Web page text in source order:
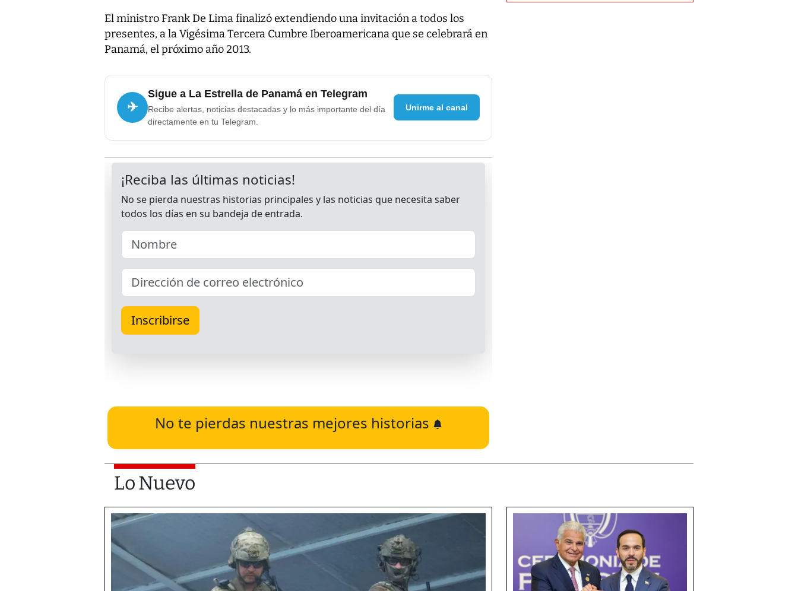
El ministro Frank De Lima finalizó extendiendo una invitación a todos los
presentes, a la Vigésima Tercera Cumbre Iberoamericana que se celebrará en
Panamá, el próximo año 2013.
✈
Sigue a La Estrella de Panamá en Telegram
Recibe alertas, noticias destacadas y lo más importante del día
directamente en tu Telegram.
Unirme al canal
No te pierdas nuestras mejores historias
Lo Nuevo